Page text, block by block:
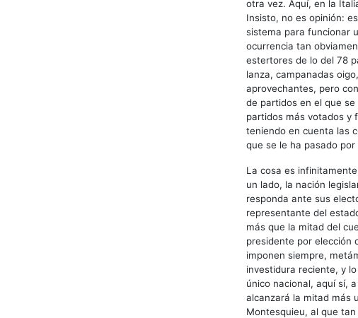
otra vez. Aquí, en la
Insisto, no es opinión:
sistema para funcionar
ocurrencia tan
estertores de lo del 78
lanza, campanadas
aprovechantes, pero
de partidos en el que
partidos más votados y
teniendo en cuenta las
que se le ha pasado por
La cosa es
un lado, la nación
responda ante sus
representante del
más que la mitad del
presidente por elección
imponen siempre,
investidura reciente, y
único nacional, aquí sí,
alcanzará la mitad más
Montesquieu, al que